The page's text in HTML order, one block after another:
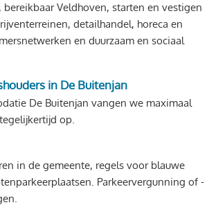
Veldhoven, starten en vestigen
detailhandel, horeca en
en duurzaam en sociaal
in De Buitenjan
De Buitenjan vangen we maximaal
op.
in de gemeente, regels voor blauwe
Parkeervergunning of -